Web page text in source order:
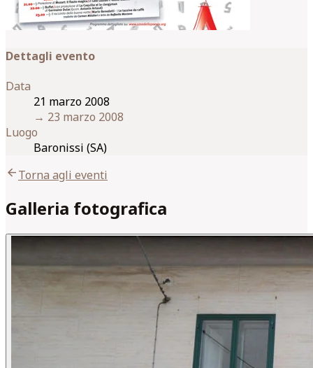
Dettagli evento
Data
21 marzo 2008
→ 23 marzo 2008
Luogo
Baronissi (SA)
arrow_backTorna agli eventi
Galleria fotografica